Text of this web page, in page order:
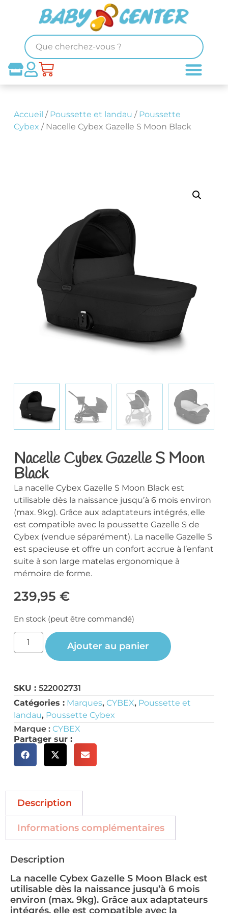
Accueil / Poussette et landau / Poussette
Cybex / Nacelle Cybex Gazelle S Moon Black
Nacelle Cybex Gazelle S Moon
Black
La nacelle Cybex Gazelle S Moon Black est
utilisable dès la naissance jusqu’à 6 mois environ
(max. 9kg). Grâce aux adaptateurs intégrés, elle
est compatible avec la poussette Gazelle S de
Cybex (vendue séparément). La nacelle Gazelle S
est spacieuse et offre un confort accrue à l’enfant
suite à son large matelas ergonomique à
mémoire de forme.
239,95 €
En stock (peut être commandé)
Ajouter au panier
SKU : 522002731
Catégories : Marques, CYBEX, Poussette et
landau, Poussette Cybex
Marque : CYBEX
Partager sur :
Description
Informations complémentaires
Description
La nacelle Cybex Gazelle S Moon Black est
utilisable dès la naissance jusqu’à 6 mois
environ (max. 9kg). Grâce aux adaptateurs
intégrés, elle est compatible avec la